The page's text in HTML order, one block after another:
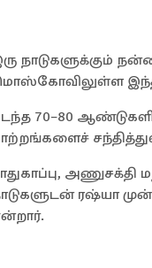
நாடுகளுக்கும்
70–80
ரஷ்யா